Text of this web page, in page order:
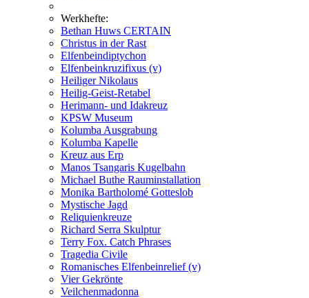
Werkhefte:
Bethan Huws CERTAIN
Christus in der Rast
Elfenbeindiptychon
Elfenbeinkruzifixus (v)
Heiliger Nikolaus
Heilig-Geist-Retabel
Herimann- und Idakreuz
KPSW Museum
Kolumba Ausgrabung
Kolumba Kapelle
Kreuz aus Erp
Manos Tsangaris Kugelbahn
Michael Buthe Rauminstallation
Monika Bartholomé Gotteslob
Mystische Jagd
Reliquienkreuze
Richard Serra Skulptur
Terry Fox. Catch Phrases
Tragedia Civile
Romanisches Elfenbeinrelief (v)
Vier Gekrönte
Veilchenmadonna